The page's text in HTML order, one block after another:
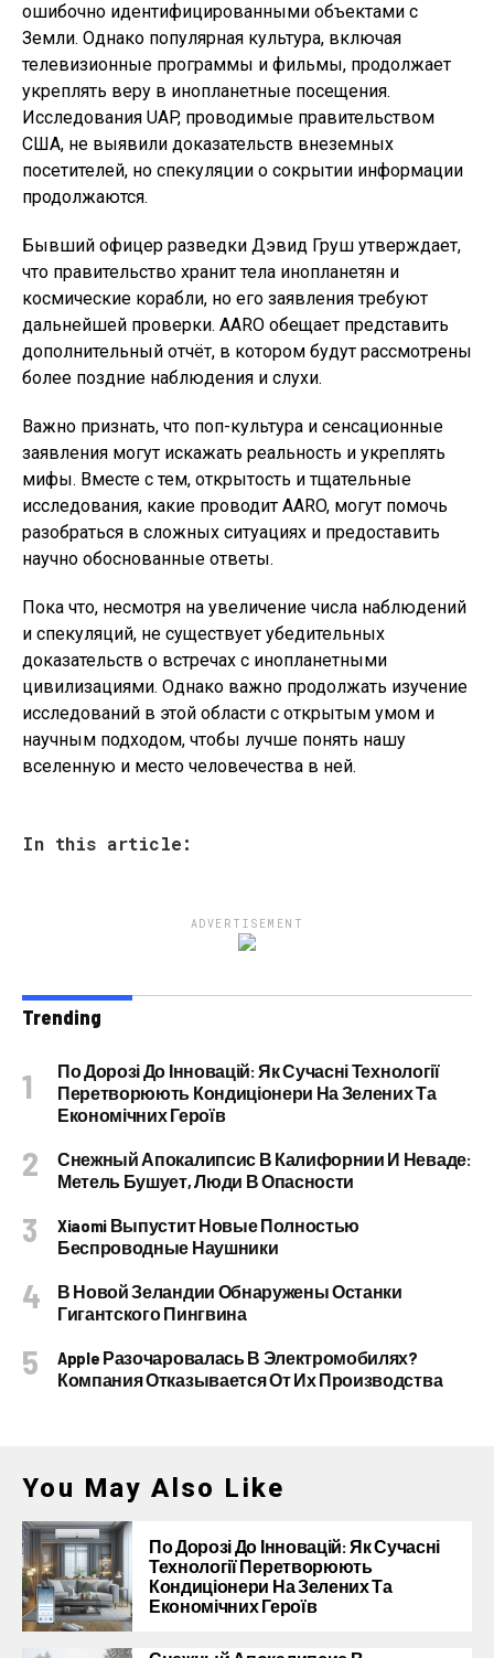
ошибочно идентифицированными объектами с
Земли. Однако популярная культура, включая
телевизионные программы и фильмы, продолжает
укреплять веру в инопланетные посещения.
Исследования UAP, проводимые правительством
США, не выявили доказательств внеземных
посетителей, но спекуляции о сокрытии информации
продолжаются.
Бывший офицер разведки Дэвид Груш утверждает,
что правительство хранит тела инопланетян и
космические корабли, но его заявления требуют
дальнейшей проверки. AARO обещает представить
дополнительный отчёт, в котором будут рассмотрены
более поздние наблюдения и слухи.
Важно признать, что поп-культура и сенсационные
заявления могут искажать реальность и укреплять
мифы. Вместе с тем, открытость и тщательные
исследования, какие проводит AARO, могут помочь
разобраться в сложных ситуациях и предоставить
научно обоснованные ответы.
Пока что, несмотря на увеличение числа наблюдений
и спекуляций, не существует убедительных
доказательств о встречах с инопланетными
цивилизациями. Однако важно продолжать изучение
исследований в этой области с открытым умом и
научным подходом, чтобы лучше понять нашу
вселенную и место человечества в ней.
In this article:
ADVERTISEMENT
Trending
По Дорозі До Інновацій: Як Сучасні Технології
Перетворюють Кондиціонери На Зелених Та
Економічних Героїв
Снежный Апокалипсис В Калифорнии И Неваде:
Метель Бушует, Люди В Опасности
Xiaomi Выпустит Новые Полностью
Беспроводные Наушники
В Новой Зеландии Обнаружены Останки
Гигантского Пингвина
Apple Разочаровалась В Электромобилях?
Компания Отказывается От Их Производства
You May Also Like
По Дорозі До Інновацій: Як Сучасні
Технології Перетворюють
Кондиціонери На Зелених Та
Економічних Героїв